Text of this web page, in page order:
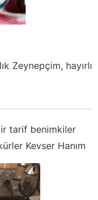
Zeynepçim, hayırlı
tarif benimkiler
Kevser Hanım